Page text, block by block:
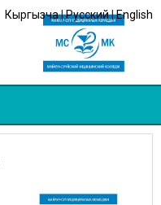
Кыргызча|Русский|English